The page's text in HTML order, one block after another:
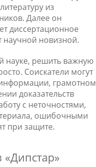
из
Далее он
диссертационное
научной новизной.
науке, решить важную
Соискатели могут
грамотном
доказательств
с неточностями,
ошибочными
при защите.